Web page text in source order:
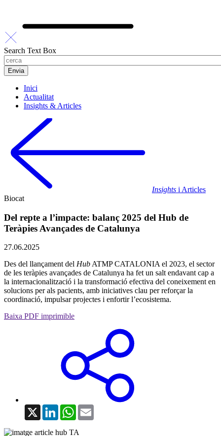
Search Text Box
Inici
Actualitat
Insights & Articles
Insights i Articles
Biocat
Del repte a l’impacte: balanç 2025 del Hub de
Teràpies Avançades de Catalunya
27.06.2025
Des del llançament del HubATMP CATALONIA el 2023, el sector
de les teràpies avançades de Catalunya ha fet un salt endavant cap a
la internacionalització i la transformació efectiva del coneixement en
solucions per als pacients, amb iniciatives clau per reforçar la
coordinació, impulsar projectes i enfortir l’ecosistema.
Baixa PDF imprimible
X LinkedInWhatsApp